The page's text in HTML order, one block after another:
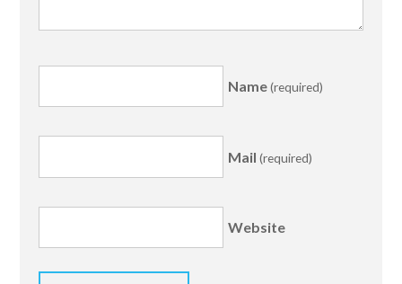
Name(required)
Mail (required)
Website